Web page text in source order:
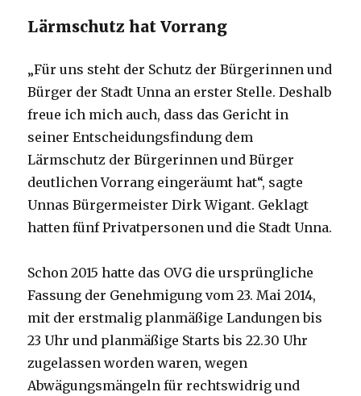
Lärmschutz hat Vorrang
„Für uns steht der Schutz der Bürgerinnen und
Bürger der Stadt Unna an erster Stelle. Deshalb
freue ich mich auch, dass das Gericht in
seiner Entscheidungsfindung dem
Lärmschutz der Bürgerinnen und Bürger
deutlichen Vorrang eingeräumt hat“, sagte
Unnas Bürgermeister Dirk Wigant. Geklagt
hatten fünf Privatpersonen und die Stadt Unna.
Schon 2015 hatte das OVG die ursprüngliche
Fassung der Genehmigung vom 23. Mai 2014,
mit der erstmalig planmäßige Landungen bis
23 Uhr und planmäßige Starts bis 22.30 Uhr
zugelassen worden waren, wegen
Abwägungsmängeln für rechtswidrig und